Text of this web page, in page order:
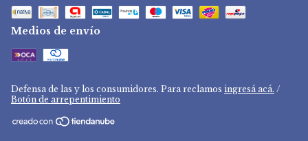
Medios de envío
Defensa de las y los consumidores. Para reclamos ingresá acá. /
Botón de arrepentimiento